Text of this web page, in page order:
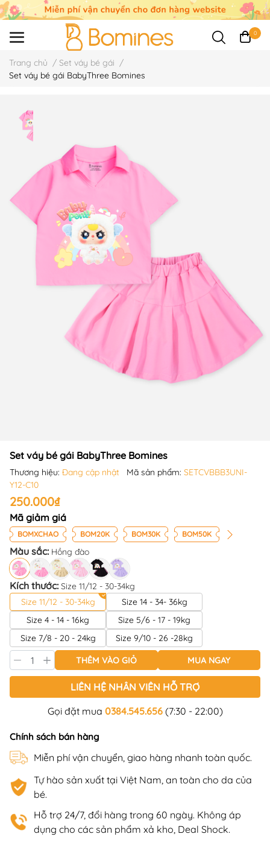
0
Trang chủ / Set váy bé gái /
Set váy bé gái BabyThree Bomines
Set váy bé gái BabyThree Bomines
Thương hiệu: Đang cập nhật Mã sản phẩm: SETCVBBB3UNI-
Y12-C10
250.000₫
Mã giảm giá
BOMXCHAO BOM20K BOM30K BOM50K
Màu sắc: Hồng đào
Kích thước:Size 11/12 - 30-34kg
Size 11/12 - 30-34kg
Size 14 - 34- 36kg
Size 4 - 14 - 16kg
Size 5/6 - 17 - 19kg
Size 7/8 - 20 - 24kg
Size 9/10 - 26 -28kg
THÊM VÀO GIỎ MUA NGAY
LIÊN HỆ NHÂN VIÊN HỖ TRỢ
Gọi đặt mua 0384.545.656(7:30 - 22:00)
Chính sách bán hàng
Miễn phí vận chuyển, giao hàng nhanh toàn quốc.
Tự hào sản xuất tại Việt Nam, an toàn cho da của
bé.
Hỗ trợ 24/7, đổi hàng trong 60 ngày. Không áp
dụng cho các sản phẩm xả kho, Deal Shock.